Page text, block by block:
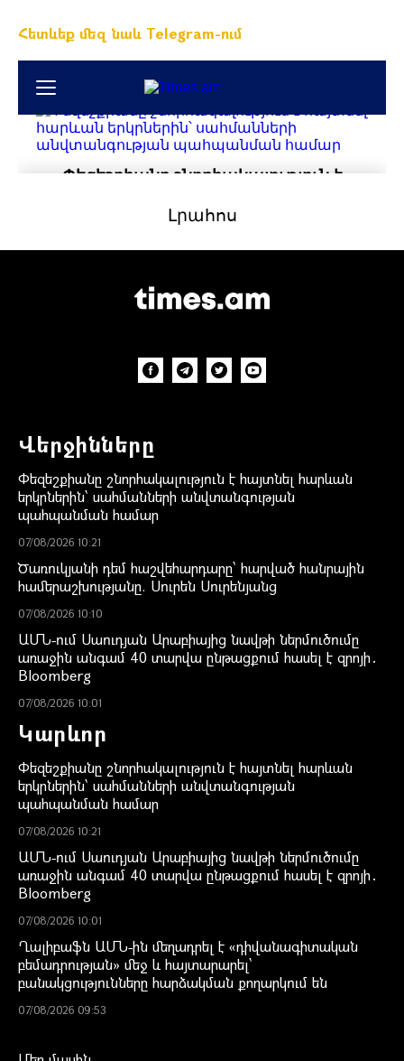
Հետևեք մեզ նաև Telegram-ում
Վերջինները
Փեզեշքիանը շնորհակալություն է հայտնել հարևան
երկրներին՝ սահմանների անվտանգության
պահպանման համար
07/08/2026 10:21
Ծառուկյանի դեմ հաշվեհարդարը՝ հարված հանրային
համերաշխությանը. Սուրեն Սուրենյանց
07/08/2026 10:10
ԱՄՆ-ում Սաուդյան Արաբիայից նավթի ներմուծումը
առաջին անգամ 40 տարվա ընթացքում հասել է զրոյի․
Bloomberg
07/08/2026 10:01
Կարևոր
Փեզեշքիանը շնորհակալություն է հայտնել հարևան
երկրներին՝ սահմանների անվտանգության
պահպանման համար
07/08/2026 10:21
ԱՄՆ-ում Սաուդյան Արաբիայից նավթի ներմուծումը
առաջին անգամ 40 տարվա ընթացքում հասել է զրոյի․
Bloomberg
07/08/2026 10:01
Ղալիբաֆն ԱՄՆ-ին մեղադրել է «դիվանագիտական
բեմադրության» մեջ և հայտարարել՝
բանակցությունները հարձակման քողարկում են
07/08/2026 09:53